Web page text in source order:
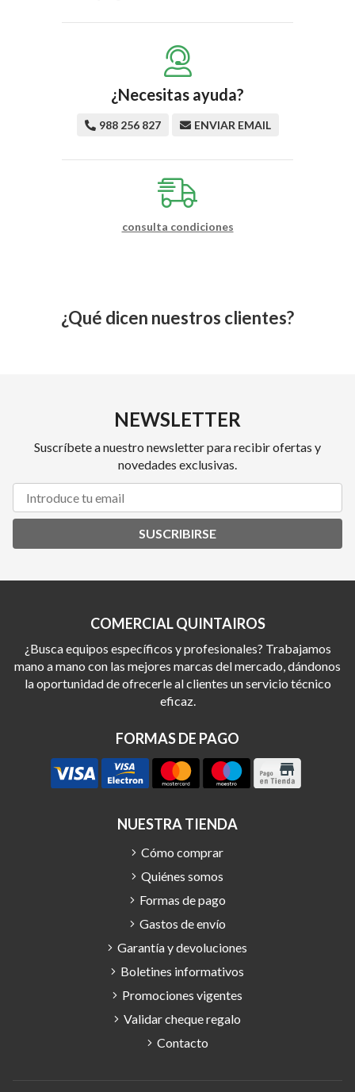
¿Necesitas ayuda?
988 256 827 ENVIAR EMAIL
consulta condiciones
¿Qué dicen nuestros clientes?
NEWSLETTER
Suscríbete a nuestro newsletter para recibir ofertas y
novedades exclusivas.
SUSCRIBIRSE
COMERCIAL QUINTAIROS
¿Busca equipos específicos y profesionales? Trabajamos
mano a mano con las mejores marcas del mercado, dándonos
la oportunidad de ofrecerle al clientes un servicio técnico
eficaz.
FORMAS DE PAGO
NUESTRA TIENDA
Cómo comprar
Quiénes somos
Formas de pago
Gastos de envío
Garantía y devoluciones
Boletines informativos
Promociones vigentes
Validar cheque regalo
Contacto